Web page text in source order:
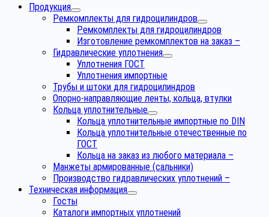
Продукция
Ремкомплекты для гидроцилиндров
Ремкомплекты для гидроцилиндров
Изготовление ремкомплектов на заказ –
Гидравлические уплотнения
Уплотнения ГОСТ
Уплотнения импортные
Трубы и штоки для гидроцилиндров
Опорно-направляющие ленты, кольца, втулки
Кольца уплотнительные
Кольца уплотнительные импортные по DIN
Кольца уплотнительные отечественные по
ГОСТ
Кольца на заказ из любого материала –
Манжеты армированные (сальники)
Производство гидравлических уплотнений –
Техническая информация
Госты
Каталоги импортных уплотнений